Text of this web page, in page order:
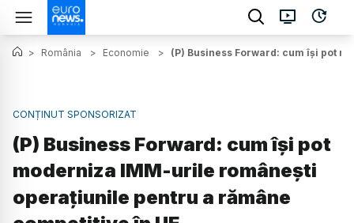
> România > Economie > (P) Business Forward: cum își pot
CONȚINUT SPONSORIZAT
(P) Business Forward: cum își pot
moderniza IMM-urile românești
operațiunile pentru a rămâne